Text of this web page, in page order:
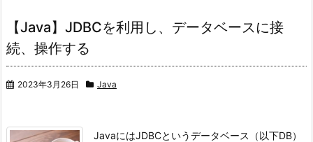
【Java】JDBCを利用し、データベースに接
続、操作する
2023年3月26日 Java
JavaにはJDBCというデータベース（以下DB）